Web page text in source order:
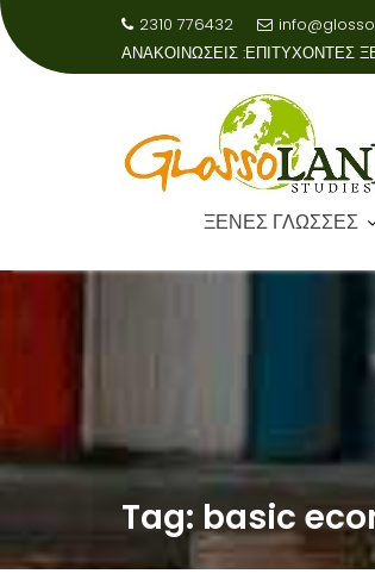
2310 776432
ΑΝΑΚΟΙΝΩΣΕΙΣ :ΕΠΙΤΥΧΟΝΤΕΣ
ΞΕΝΕΣ ΓΛΩΣΣΕΣ
Tag: basic